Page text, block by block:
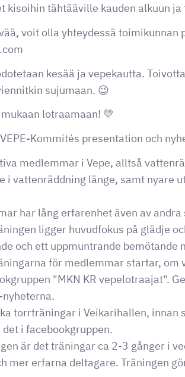
kisoihin tähtääville kauden alkuun
voit olla yhteydessä toimikunnan
kesää ja vepekautta.
sujumaan. 😉
lotraamaan! 💛
Kommités presentation och
medlemmar i Vepe, alltså
i vattenräddning länge, samt nyare
har lång erfarenhet även av
ligger huvudfokus på glädje
och ett uppmuntrande bemötande
för medlemmar startar,
"MKN KR vepelotraajat".
torrträningar i Veikarihallen, innan
i facebookgruppen.
är det träningar ca 2-3 gånger i
mer erfarna deltagare. Träningen